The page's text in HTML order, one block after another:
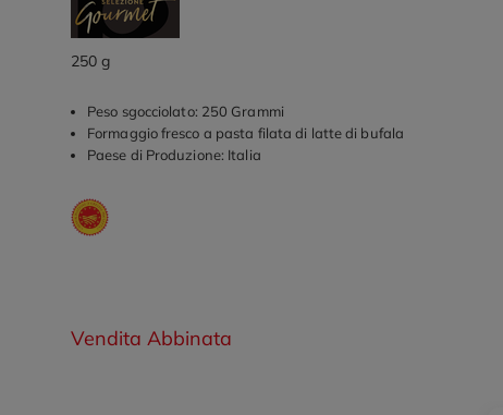
250 g
Peso sgocciolato: 250 Grammi
Formaggio fresco a pasta filata di latte di bufala
Paese di Produzione: Italia
Vendita Abbinata